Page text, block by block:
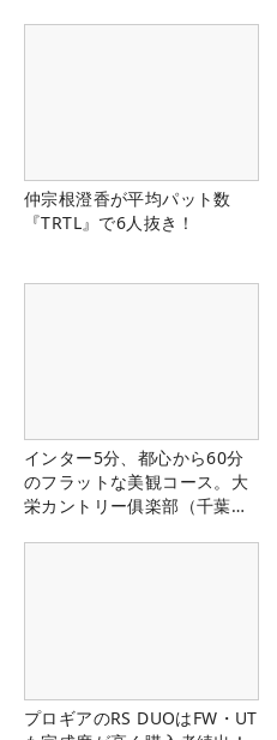
仲宗根澄香が平均パット数
『TRTL』で6人抜き！
インター5分、都心から60分
のフラットな美観コース。大
栄カントリー俱楽部（千葉
プロギアのRS DUOはFW・UT